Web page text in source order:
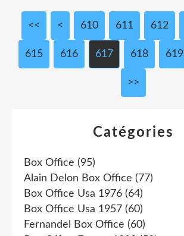
<< < 600
610 611 612
615 616 617 618 619
>>
Catégories
Box Office (95)
Alain Delon Box Office (77)
Box Office Usa 1976 (64)
Box Office Usa 1957 (60)
Fernandel Box Office (60)